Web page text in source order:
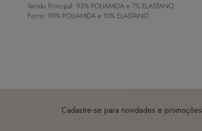
Tecido Principal: 93% POLIAMIDA e 7% ELASTANO
Forro: 90% POLIAMIDA e 10% ELASTANO
Cadastre-se para novidades e promoções